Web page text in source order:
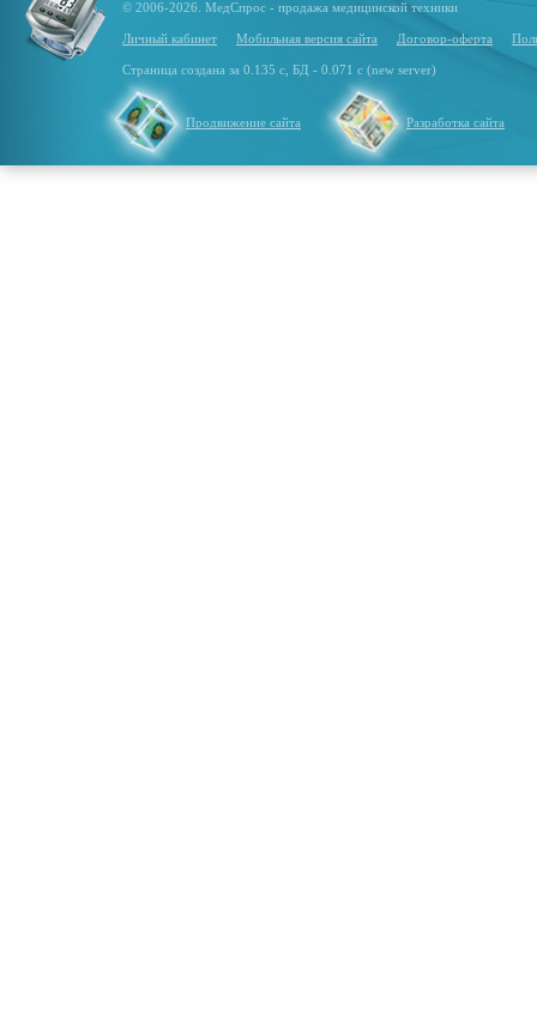
© 2006-2026. МедСпрос - продажа медицинской техники
Личный кабинет Мобильная версия сайта Договор-оферта
Страница создана за 0.135 с, БД - 0.071 с (new server)
Продвижение сайта Разработка сайта